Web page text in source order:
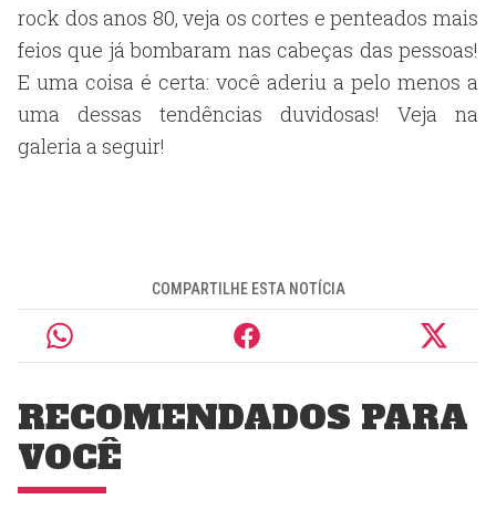
rock dos anos 80, veja os cortes e penteados mais
feios que já bombaram nas cabeças das pessoas!
E uma coisa é certa: você aderiu a pelo menos a
uma dessas tendências duvidosas! Veja na
galeria a seguir!
COMPARTILHE ESTA NOTÍCIA
RECOMENDADOS PARA
VOCÊ